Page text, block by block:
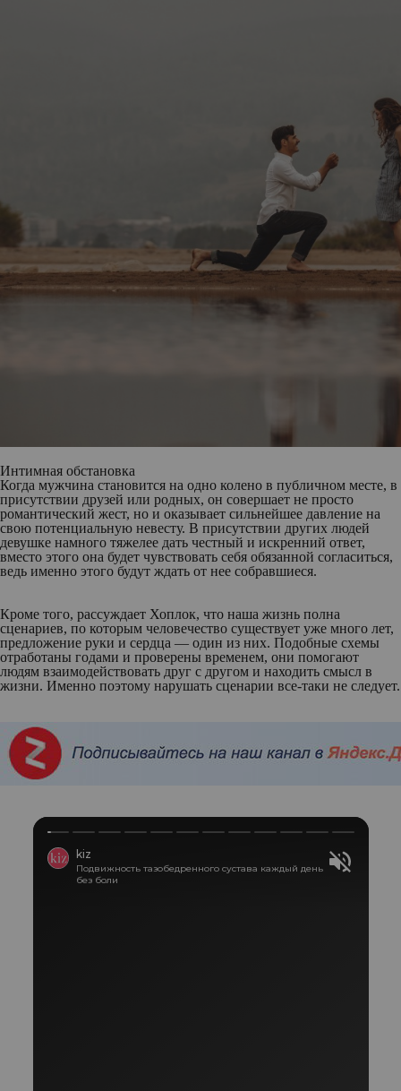
Интимная обстановка
Когда мужчина становится на одно колено в публичном месте, в
присутствии друзей или родных, он совершает не просто
романтический жест, но и оказывает сильнейшее давление на
свою потенциальную невесту. В присутствии других людей
девушке намного тяжелее дать честный и искренний ответ,
вместо этого она будет чувствовать себя обязанной согласиться,
ведь именно этого будут ждать от нее собравшиеся.
Кроме того, рассуждает Хоплок, что наша жизнь полна
сценариев, по которым человечество существует уже много лет,
предложение руки и сердца — один из них. Подобные схемы
отработаны годами и проверены временем, они помогают
людям взаимодействовать друг с другом и находить смысл в
жизни. Именно поэтому нарушать сценарии все-таки не следует.